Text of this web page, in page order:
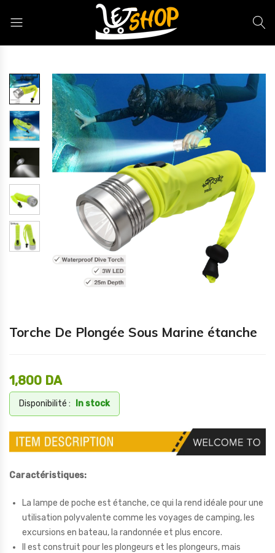
Torche De Plongée Sous Marine étanche
1,800 DA
Disponibilité : In stock
Caractéristiques:
La lampe de poche est étanche, ce qui la rend idéale pour une
utilisation polyvalente comme les voyages de camping, les
excursions en bateau, la randonnée et plus encore.
Il est construit pour les plongeurs et les plongeurs, mais